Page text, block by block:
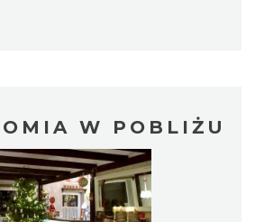
W POBLIŻU